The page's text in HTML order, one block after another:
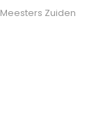
Meesters Zuiden